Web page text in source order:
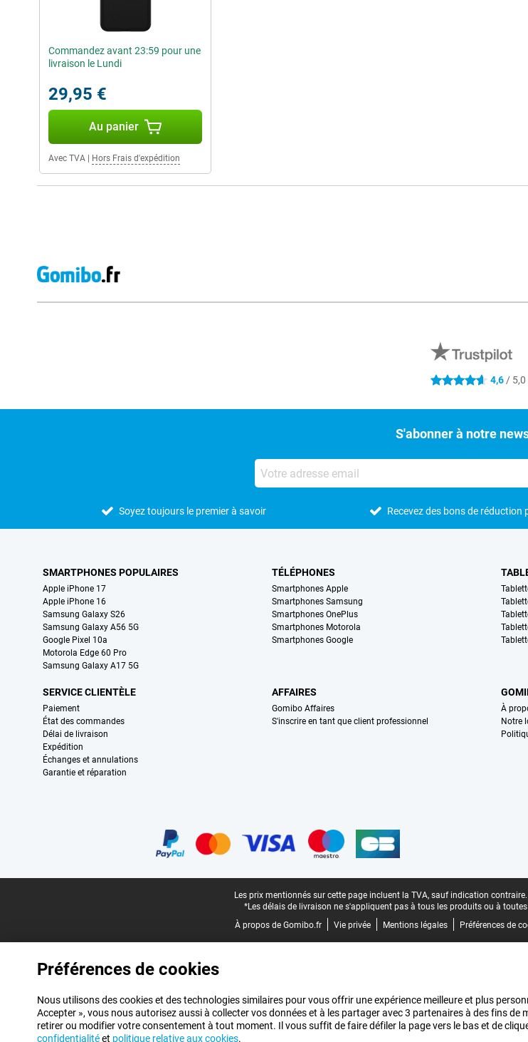
Commandez avant 23:59 pour une
livraison le Lundi
29,95 €
Au panier
Avec TVA Hors Frais d'expédition
4.6 étoiles 4,6 / 5,0
S'abonner à notre
Soyez toujours le premier à savoir Recevez des bons de réduction
SMARTPHONES POPULAIRES
Apple iPhone 17
Apple iPhone 16
Samsung Galaxy S26
Samsung Galaxy A56 5G
Google Pixel 10a
Motorola Edge 60 Pro
Samsung Galaxy A17 5G
TÉLÉPHONES
Smartphones Apple
Smartphones Samsung
Smartphones OnePlus
Smartphones Motorola
Smartphones Google
SERVICE CLIENTÈLE
Paiement
État des commandes
Délai de livraison
Expédition
Échanges et annulations
Garantie et réparation
AFFAIRES
Gomibo Affaires
S'inscrire en tant que client professionnel
À
Notre
Les prix mentionnés sur cette page incluent la TVA, sauf indication contraire.
*Les délais de livraison ne s'appliquent pas à tous les produits ou à
À propos de Gomibo.fr
Vie privée Mentions légales Préférences de
Préférences de cookies
Nous utilisons des cookies et des technologies similaires pour vous offrir une expérience meilleure et plus
Accepter », vous nous autorisez aussi à collecter vos données et à les partager avec 3 partenaires à des fins
retirer ou modifier votre consentement à tout moment. Il vous suffit de faire défiler la page vers le bas et de
confidentialitéet politique relative aux cookies.